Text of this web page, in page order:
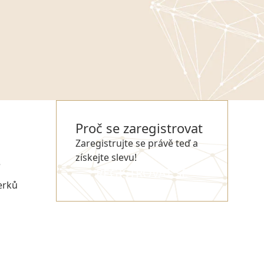
Proč se zaregistrovat
Zaregistrujte se právě teď a
získejte slevu!
REGISTROVAT SE